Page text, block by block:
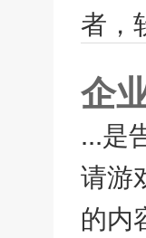
者，
企
...是
请游
的内